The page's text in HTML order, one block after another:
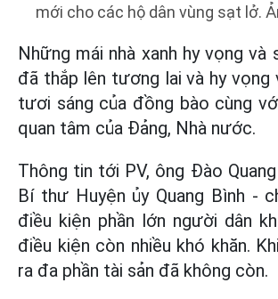
mới cho các hộ dân vùng sạt lở.
Những mái nhà xanh hy vọng
đã thắp lên tương lai và hy vọng
tươi sáng của đồng bào cùng
quan tâm của Đảng, Nhà nước.
Thông tin tới PV, ông Đào
Bí thư Huyện ủy Quang Bình -
điều kiện phần lớn người dân
điều kiện còn nhiều khó khăn.
ra đa phần tài sản đã không còn.